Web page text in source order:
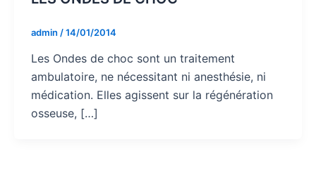
admin /14/01/2014
Les Ondes de choc sont un traitement
ambulatoire, ne nécessitant ni anesthésie, ni
médication. Elles agissent sur la régénération
osseuse, […]